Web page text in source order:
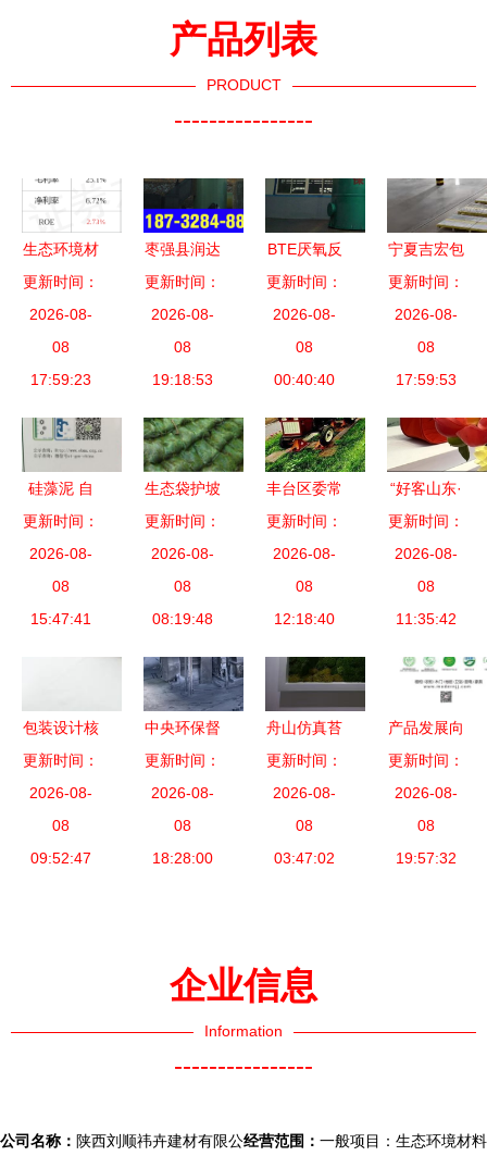
产品列表
PRODUCT
----------------
生态环境材
料销售持续
回暖 元琛
科技9月27
日主力资金
2533.85万
元
更新时间：
2026-08-
08
17:59:23
枣强县润达
防腐环保设
备厂 引领
生态环境材
料销售新趋
更新时间：
2026-08-
08
19:18:53
BTE厌氧反
应器 化工
厂废水处理
的高效利器
与贝特尔环
选
更新时间：
2026-08-
08
00:40:40
宁夏吉宏包
装正式开业
建成约4.6
万㎡环保包
装智能工
态环境材料
销售
更新时间：
2026-08-
08
17:59:53
硅藻泥 自
然与生态的
建筑新选择
更新时间：
2026-08-
08
15:47:41
生态袋护坡
绿色堤防的
创新解决方
案——德州
众汇土工材
环境建设
更新时间：
2026-08-
08
08:19:48
丰台区委常
委会听取
2020年生
态环境保护
工作汇报，
值转化新路
径
更新时间：
2026-08-
08
12:18:40
“好客山东·
好品山
东”旅游购
物大礼包亮
相旅发大
态环境材料
转型
更新时间：
2026-08-
08
11:35:42
包装设计核
心剖析及其
与生态环境
的互动影响
更新时间：
2026-08-
08
09:52:47
中央环保督
察聚焦咸阳
何以沦为大
气污染“元
凶”欠务
更新时间：
2026-08-
08
18:28:00
舟山仿真苔
藓 工厂批
发与生态环
境材料销售
的全景指南
更新时间：
2026-08-
08
03:47:02
产品发展向
企业立足之
根本——以
生态环境材
料销售为例
更新时间：
2026-08-
08
19:57:32
企业信息
Information
----------------
公司名称： 陕西刘顺祎卉建材有限公经营范围： 一般项目：生态环境材料